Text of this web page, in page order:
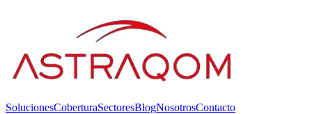
SolucionesCoberturaSectoresBlogNosotrosContacto